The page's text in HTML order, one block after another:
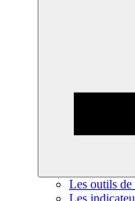
Les outils de
Les